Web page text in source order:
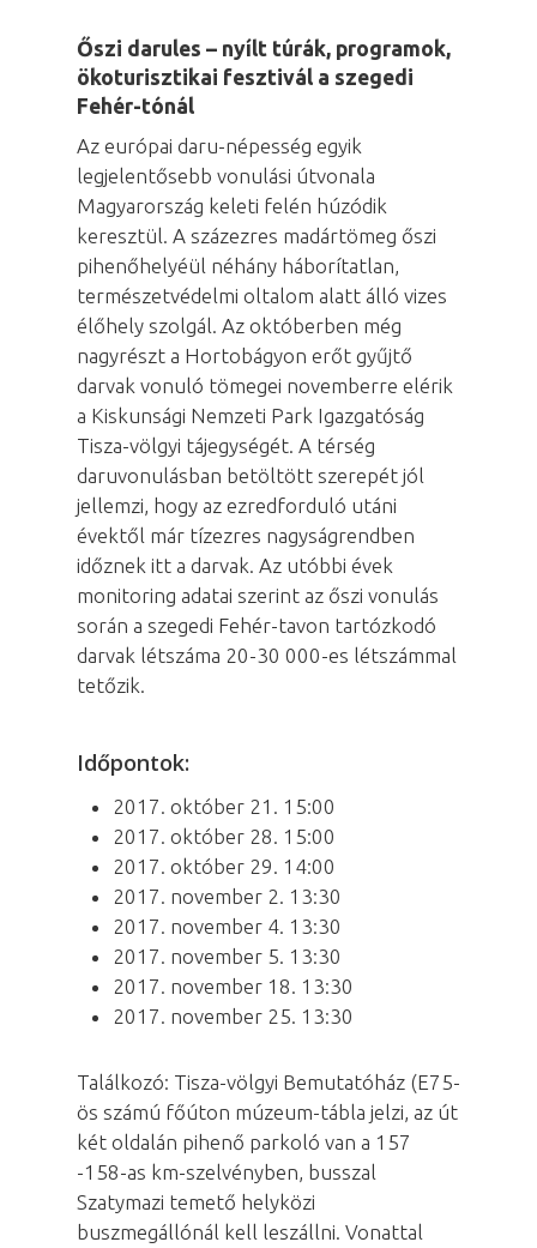
Őszi darules – nyílt túrák, programok,
ökoturisztikai fesztivál a szegedi
Fehér-tónál
Az európai daru-népesség egyik
legjelentősebb vonulási útvonala
Magyarország keleti felén húzódik
keresztül. A százezres madártömeg őszi
pihenőhelyéül néhány háborítatlan,
természetvédelmi oltalom alatt álló vizes
élőhely szolgál. Az októberben még
nagyrészt a Hortobágyon erőt gyűjtő
darvak vonuló tömegei novemberre elérik
a Kiskunsági Nemzeti Park Igazgatóság
Tisza-völgyi tájegységét. A térség
daruvonulásban betöltött szerepét jól
jellemzi, hogy az ezredforduló utáni
évektől már tízezres nagyságrendben
időznek itt a darvak. Az utóbbi évek
monitoring adatai szerint az őszi vonulás
során a szegedi Fehér-tavon tartózkodó
darvak létszáma 20-30 000-es létszámmal
tetőzik.
Időpontok:
2017. október 21. 15:00
2017. október 28. 15:00
2017. október 29. 14:00
2017. november 2. 13:30
2017. november 4. 13:30
2017. november 5. 13:30
2017. november 18. 13:30
2017. november 25. 13:30
Találkozó: Tisza-völgyi Bemutatóház (E75-
ös számú főúton múzeum-tábla jelzi, az út
két oldalán pihenő parkoló van a 157
-158-as km-szelvényben, busszal
Szatymazi temető helyközi
buszmegállónál kell leszállni. Vonattal